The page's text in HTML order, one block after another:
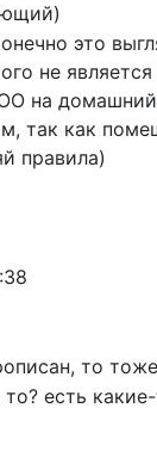
это
не
на
так как
правила)
то
то? есть